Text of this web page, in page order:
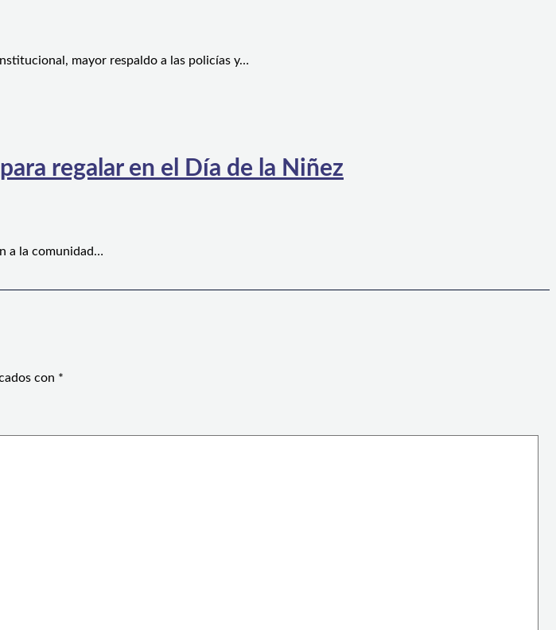
mayor respaldo a las policías y…
regalar en el Día de la Niñez
a la comunidad…
con *